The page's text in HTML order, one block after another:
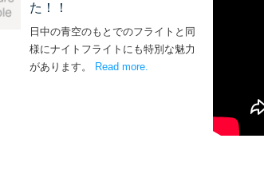
た！！
日中の青空のもとでのフライトと同
様にナイトフライトにも特別な魅力
があります。
Read more– ‘ナイトフライトを実施
.